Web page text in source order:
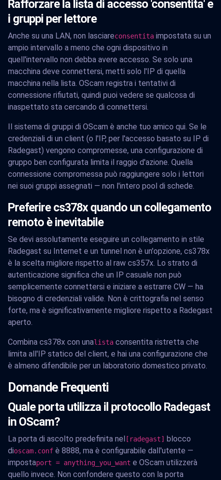
Rafforzare la lista di accesso 'consentita' e
i gruppi per lettore
Anche su una LAN, non lasciareconsentita impostata su un
ampio intervallo a meno che ogni dispositivo in
quell'intervallo non debba avere accesso. Se solo una
macchina deve connettersi, metti solo l'IP di quella
macchina nella lista. OScam registra i tentativi di
connessione rifiutati, quindi puoi vedere se qualcosa di
inaspettato sta cercando di connettersi.
Il sistema di gruppi di OScam è anche tuo amico qui. Se le
credenziali di un client (o l'IP, per l'accesso basato su IP di
Radegast) vengono compromesse, una configurazione di
gruppo ben configurata limita il raggio d'azione. Quella
connessione compromessa può raggiungere solo i lettori
nei suoi gruppi assegnati — non l'intero pool di schede.
Preferire cs378x quando un collegamento
remoto è inevitabile
Se devi assolutamente eseguire un collegamento in stile
Radegast su Internet e un tunnel non è un'opzione, cs378x
è la scelta migliore rispetto al raw cs357x. Lo strato di
autenticazione significa che un IP casuale non può
semplicemente connettersi e iniziare a estrarre CW — ha
bisogno di credenziali valide. Non è crittografia nel senso
forte, ma è significativamente migliore rispetto a Radegast
aperto.
Combina cs378x con unalista consentita ristretta che
limita all'IP statico del client, e hai una configurazione che
è almeno difendibile per un laboratorio domestico privato.
Domande Frequenti
Quale porta utilizza il protocollo Radegast
in OScam?
La porta di ascolto predefinita nel [radegast] blocco
dioscam.conf è 8888, ma è configurabile dall'utente —
impostaport = anything_you_want e OScam utilizzerà
quello invece. Non confondere questo con la porta